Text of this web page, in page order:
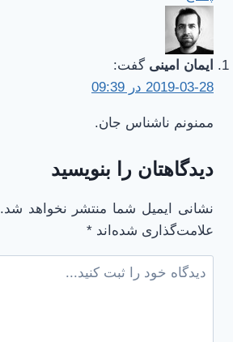
ایمان امینی گفت:
2019-03-28 در 09:39
ممنونم ناشناس جان.
دیدگاهتان را بنویسید
نشانی ایمیل شما منتشر نخواهد شد.
علامت‌گذاری شده‌اند *